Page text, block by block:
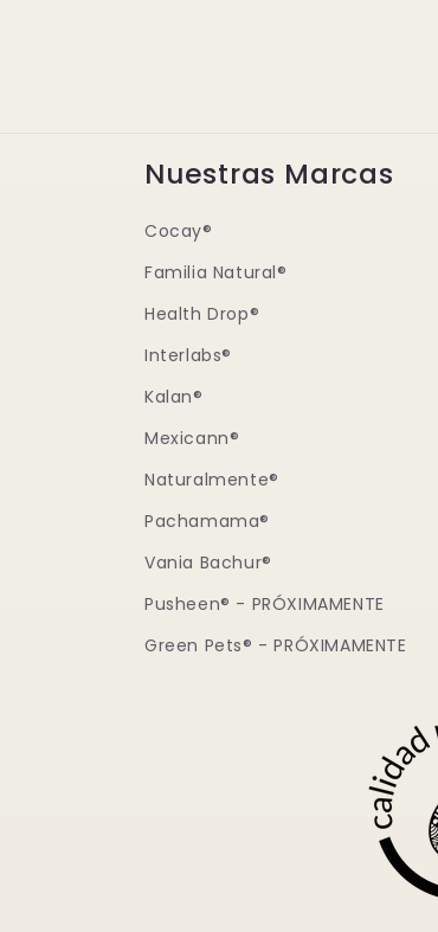
Nuestras Marcas
Cocay®
Familia Natural®
Health Drop®
Interlabs®
Kalan®
Mexicann®
Naturalmente®
Pachamama®
Vania Bachur®
Pusheen® - PRÓXIMAMENTE
Green Pets® - PRÓXIMAMENTE